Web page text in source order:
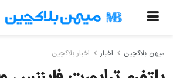
میهن بلاکچین اخبار اخبار بلاکچین